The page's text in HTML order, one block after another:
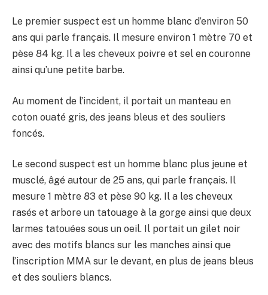
Le premier suspect est un homme blanc d’environ 50
ans qui parle français. Il mesure environ 1 mètre 70 et
pèse 84 kg. Il a les cheveux poivre et sel en couronne
ainsi qu’une petite barbe.
Au moment de l’incident, il portait un manteau en
coton ouaté gris, des jeans bleus et des souliers
foncés.
Le second suspect est un homme blanc plus jeune et
musclé, âgé autour de 25 ans, qui parle français. Il
mesure 1 mètre 83 et pèse 90 kg. Il a les cheveux
rasés et arbore un tatouage à la gorge ainsi que deux
larmes tatouées sous un oeil. Il portait un gilet noir
avec des motifs blancs sur les manches ainsi que
l’inscription MMA sur le devant, en plus de jeans bleus
et des souliers blancs.